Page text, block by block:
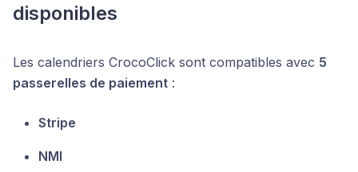
disponibles
Les calendriers CrocoClick sont compatibles avec 5
passerelles de paiement :
Stripe
NMI